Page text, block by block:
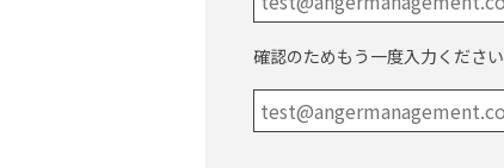
確認のためもう一度入力ください